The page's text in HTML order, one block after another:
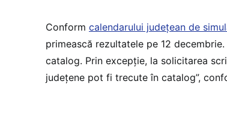
Conform calendarului județean de
primească rezultatele pe 12
catalog. Prin excepție, la solicitarea
județene pot fi trecute în catalog”,